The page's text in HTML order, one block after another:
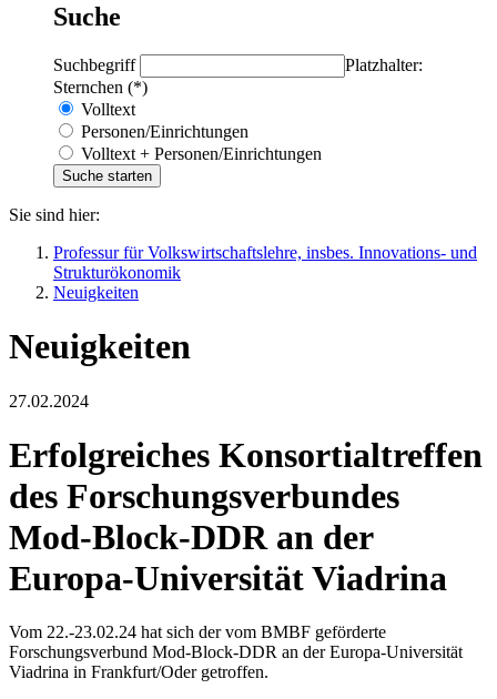
Suche
Suchbegriff
Platzhalter:
Sternchen (*)
Volltext
Personen/Einrichtungen
Volltext + Personen/Einrichtungen
Sie sind hier:
Professur für Volkswirtschaftslehre, insbes. Innovations- und
Strukturökonomik
Neuigkeiten
Neuigkeiten
27.02.2024
Erfolgreiches Konsortialtreffen
des Forschungsverbundes
Mod-Block-DDR an der
Europa-Universität Viadrina
Vom 22.-23.02.24 hat sich der vom BMBF geförderte
Forschungsverbund Mod-Block-DDR an der Europa-Universität
Viadrina in Frankfurt/Oder getroffen.